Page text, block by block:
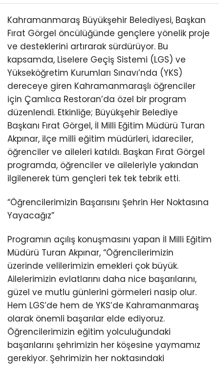
Kahramanmaraş Büyükşehir Belediyesi, Başkan
Fırat Görgel öncülüğünde gençlere yönelik proje
ve desteklerini artırarak sürdürüyor. Bu
kapsamda, Liselere Geçiş Sistemi (LGS) ve
Yükseköğretim Kurumları Sınavı’nda (YKS)
dereceye giren Kahramanmaraşlı öğrenciler
için Çamlıca Restoran’da özel bir program
düzenlendi. Etkinliğe; Büyükşehir Belediye
Başkanı Fırat Görgel, İl Milli Eğitim Müdürü Turan
Akpınar, ilçe milli eğitim müdürleri, idareciler,
öğrenciler ve aileleri katıldı. Başkan Fırat Görgel
programda, öğrenciler ve aileleriyle yakından
ilgilenerek tüm gençleri tek tek tebrik etti.
“Öğrencilerimizin Başarısını Şehrin Her Noktasına
Yayacağız”
Programın açılış konuşmasını yapan İl Milli Eğitim
Müdürü Turan Akpınar, “Öğrencilerimizin
üzerinde velilerimizin emekleri çok büyük.
Ailelerimizin evlatlarını daha nice başarılarını,
güzel ve mutlu günlerini görmeleri nasip olur.
Hem LGS’de hem de YKS’de Kahramanmaraş
olarak önemli başarılar elde ediyoruz.
Öğrencilerimizin eğitim yolculuğundaki
başarılarını şehrimizin her köşesine yaymamız
gerekiyor. Şehrimizin her noktasındaki